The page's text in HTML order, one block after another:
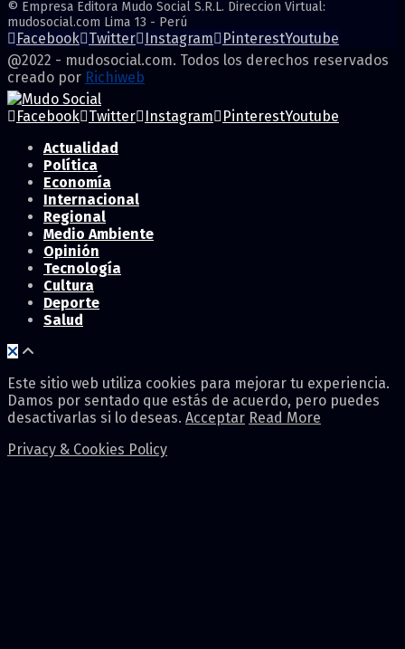
© Empresa Editora Mudo Social S.R.L. Direccion Virtual:
mudosocial.com Lima 13 - Perú
Facebook Twitter Instagram PinterestYoutube
@2022 - mudosocial.com. Todos los derechos reservados
creado por Richiweb
Facebook Twitter Instagram PinterestYoutube
Actualidad
Política
Economía
Internacional
Regional
Medio Ambiente
Opinión
Tecnología
Cultura
Deporte
Salud
Este sitio web utiliza cookies para mejorar tu experiencia.
Damos por sentado que estás de acuerdo, pero puedes
desactivarlas si lo deseas. Acceptar Read More
Privacy & Cookies Policy